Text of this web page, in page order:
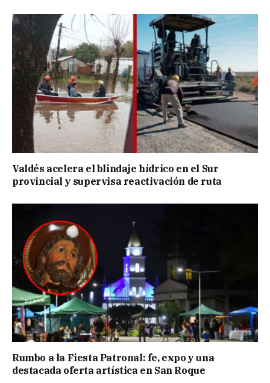
Valdés acelera el blindaje hídrico en el Sur
provincial y supervisa reactivación de ruta
Rumbo a la Fiesta Patronal: fe, expo y una
destacada oferta artística en San Roque